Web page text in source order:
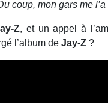
coup, mon gars me
Z, et un appel à
l’album de Jay-Z ?